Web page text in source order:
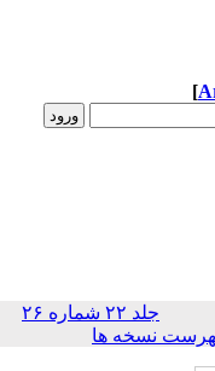
[
جلد ۲۲ شماره ۲۶
نسخه ها